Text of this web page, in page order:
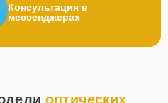
Консультация в
мессенджерах
оптических